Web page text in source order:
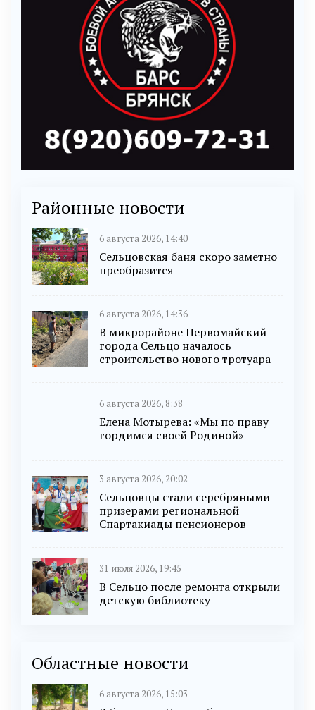
Районные новости
6 августа 2026, 14:40
Сельцовская баня скоро заметно
преобразится
6 августа 2026, 14:36
В микрорайоне Первомайский
города Сельцо началось
строительство нового тротуара
6 августа 2026, 8:38
Елена Мотырева: «Мы по праву
гордимся своей Родиной»
3 августа 2026, 20:02
Сельцовцы стали серебряными
призерами региональной
Спартакиады пенсионеров
31 июля 2026, 19:45
В Сельцо после ремонта открыли
детскую библиотеку
Областные новости
6 августа 2026, 15:03